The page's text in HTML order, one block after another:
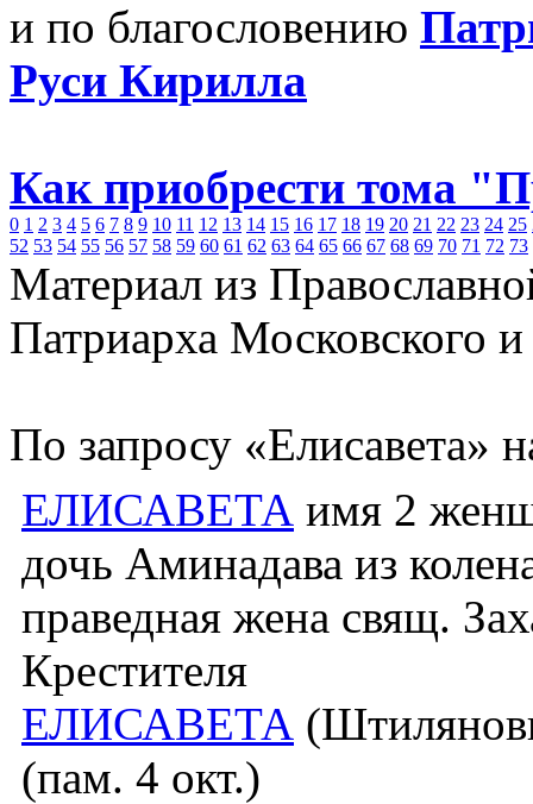
и по благословению
Руси Кирилла
Как приобрести тома
0 1 2 3 4 5 6 7 8 9 10 11 12 13 14 15 16 17 18 19 20 21 22 23 24 25
52 53 54 55 56 57 58 59 60 61 62 63 64 65 66 67 68 69 70 71 72 73
Материал из
Патриарха Московского
По запросу «Елисавета»
ЕЛИСАВЕТА имя 2
дочь Аминадава из
праведная жена свящ.
Крестителя
ЕЛИСАВЕТА
(пам. 4 окт.)